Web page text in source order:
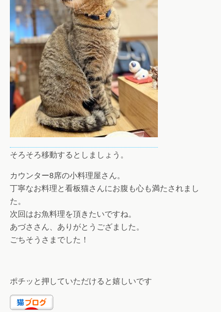
そろそろ移動するとしましょう。
カウンター8席の小料理屋さん。
丁寧なお料理と看板猫さんにお腹も心も満たされまし
た。
次回はお魚料理を頂きたいですね。
あづささん、ありがとうござました。
ごちそうさまでした！
ポチッと押していただけると嬉しいです